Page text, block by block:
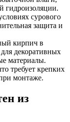
гидроизоляции.
сурового
защита и
кирпич в
декоративных
материалы.
требует крепких
монтаже.
из